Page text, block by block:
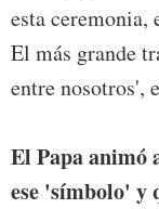
esta ceremonia,
El más grande
entre nosotros',
El Papa animó
ese 'símbolo' y